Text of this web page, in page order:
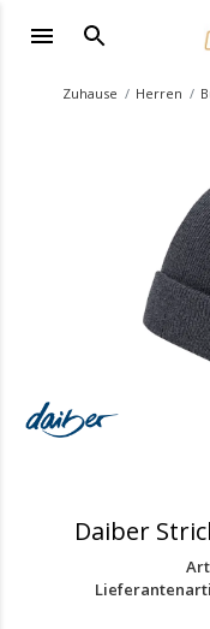
Zuhause Herren
Daiber